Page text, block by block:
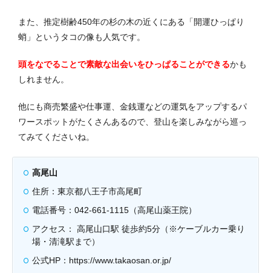
また、推定樹齢450年の杉の木の近くにある「開運ひっぱり
蛸」というタコの像も人気です。
頭をなでることで素敵な出会いをひっぱることができるかも
しれません。
他にも商売繁盛や仕事運、金銭運などの運気をアップするパ
ワースポットがたくさんあるので、登山を楽しみながら巡っ
てみてくださいね。
高尾山
住所：東京都八王子市高尾町
電話番号：042-661-1115（高尾山薬王院）
アクセス： 高尾山口駅 徒歩約5分（※ケーブルカー乗り
場・清滝駅まで）
公式HP：https://www.takaosan.or.jp/